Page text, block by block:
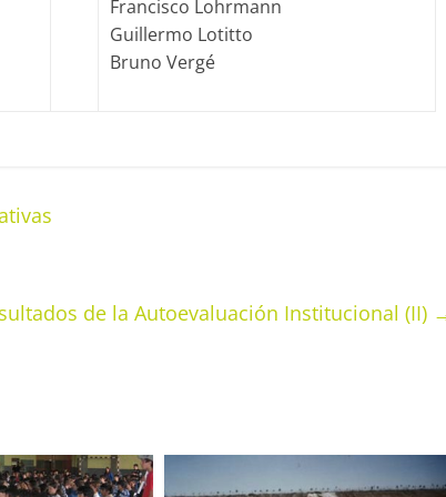
Francisco Lohrmann
Guillermo Lotitto
Bruno Vergé
de la Autoevaluación Institucional (II)